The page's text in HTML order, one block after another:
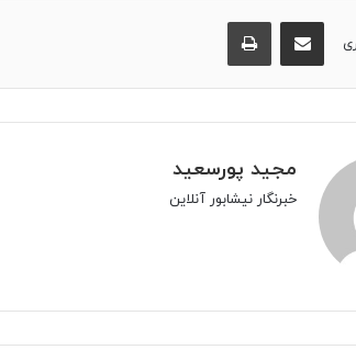
مجید پورسعید
خبرنگار نیشابور آنلاین